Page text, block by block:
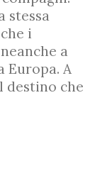
stessa
i
a
Europa. A
destino che